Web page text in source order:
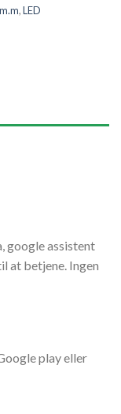
,LED
google assistent
at betjene. Ingen
play eller